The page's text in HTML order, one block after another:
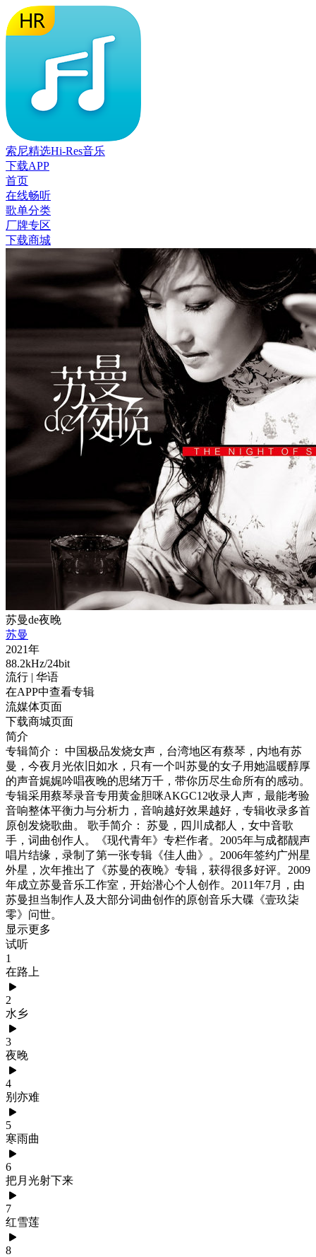
索尼精选Hi-Res音乐
下载APP
首页
在线畅听
歌单分类
厂牌专区
下载商城
苏曼de夜晚
苏曼
2021年
88.2kHz/24bit
流行 | 华语
在APP中查看专辑
流媒体页面
下载商城页面
简介
专辑简介： 中国极品发烧女声，台湾地区有蔡琴，内地有苏
曼，今夜月光依旧如水，只有一个叫苏曼的女子用她温暖醇厚
的声音娓娓吟唱夜晚的思绪万千，带你历尽生命所有的感动。
专辑采用蔡琴录音专用黄金胆咪AKGC12收录人声，最能考验
音响整体平衡力与分析力，音响越好效果越好，专辑收录多首
原创发烧歌曲。 歌手简介： 苏曼，四川成都人，女中音歌
手，词曲创作人。《现代青年》专栏作者。2005年与成都靓声
唱片结缘，录制了第一张专辑《佳人曲》。2006年签约广州星
外星，次年推出了《苏曼的夜晚》专辑，获得很多好评。2009
年成立苏曼音乐工作室，开始潜心个人创作。2011年7月，由
苏曼担当制作人及大部分词曲创作的原创音乐大碟《壹玖柒
零》问世。
显示更多
试听
1
在路上
2
水乡
3
夜晚
4
别亦难
5
寒雨曲
6
把月光射下来
7
红雪莲
8